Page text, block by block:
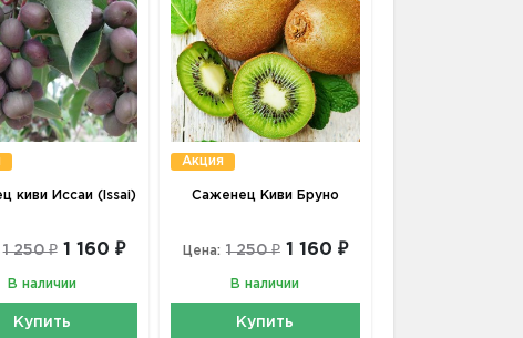
киви Иссаи (Issai)
1 250 ₽ 1 160 ₽
В наличии
Купить
Акция
Саженец Киви Бруно
Цена: 1 250 ₽ 1 160 ₽
В наличии
Купить